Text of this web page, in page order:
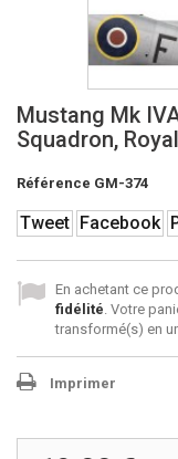
Mustang Mk
Squadron,
Référence GM-374
Tweet Facebook
En achetant ce
fidélité. Votre
transformé(s) en
Imprimer